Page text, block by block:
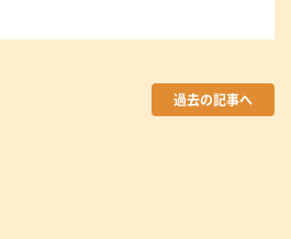
過去の記事へ